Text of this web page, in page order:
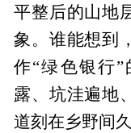
平整后的山地
象。谁能想到
作“绿色银行
露、坑洼遍地
道刻在乡野间